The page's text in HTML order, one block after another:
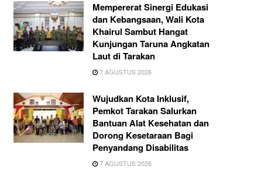
Mempererat Sinergi Edukasi
dan Kebangsaan, Wali Kota
Khairul Sambut Hangat
Kunjungan Taruna Angkatan
Laut di Tarakan
7 AGUSTUS 2026
Wujudkan Kota Inklusif,
Pemkot Tarakan Salurkan
Bantuan Alat Kesehatan dan
Dorong Kesetaraan Bagi
Penyandang Disabilitas
7 AGUSTUS 2026